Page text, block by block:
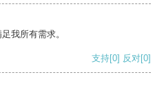
我所有需求。
支持[0] 反对[0]